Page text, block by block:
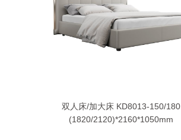
双人床/加大床 KD8013-150/180
(1820/2120)*2160*1050mm